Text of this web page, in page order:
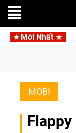
Mới Nhất
lên ngôi vô địch
MOBI